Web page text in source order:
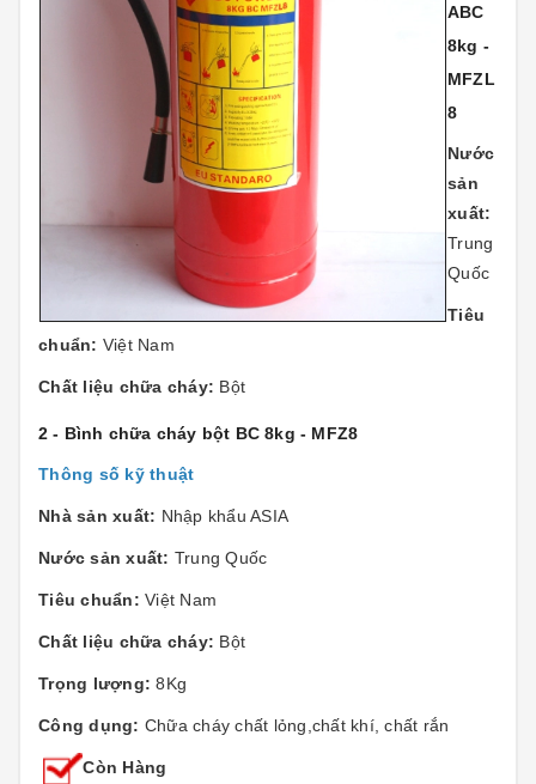
ABC
8kg -
MFZL
8
Nước
sản
xuất:
Trung
Quốc
Tiêu
chuẩn: Việt Nam
Chất liệu chữa cháy: Bột
2 - Bình chữa cháy bột BC 8kg - MFZ8
Thông số kỹ thuật
Nhà sản xuất: Nhập khẩu ASIA
Nước sản xuất: Trung Quốc
Tiêu chuẩn: Việt Nam
Chất liệu chữa cháy: Bột
Trọng lượng: 8Kg
Công dụng: Chữa cháy chất lỏng,chất khí, chất rắn
Còn Hàng